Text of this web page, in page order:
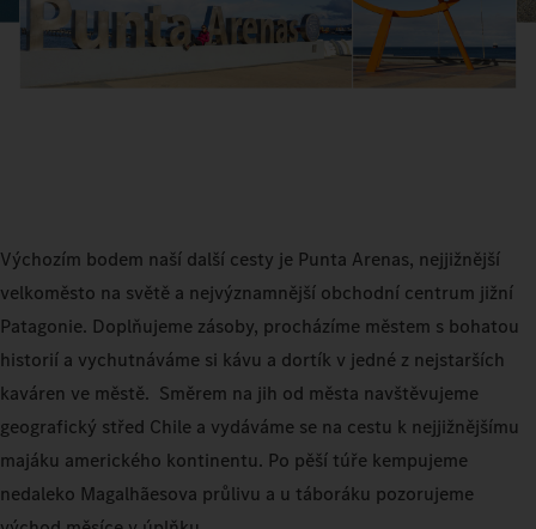
Výchozím bodem naší další cesty je Punta Arenas, nejjižnější
velkoměsto na světě a nejvýznamnější obchodní centrum jižní
Patagonie. Doplňujeme zásoby, procházíme městem s bohatou
historií a vychutnáváme si kávu a dortík v jedné z nejstarších
kaváren ve městě. Směrem na jih od města navštěvujeme
geografický střed Chile a vydáváme se na cestu k nejjižnějšímu
majáku amerického kontinentu. Po pěší túře kempujeme
nedaleko Magalhãesova průlivu a u táboráku pozorujeme